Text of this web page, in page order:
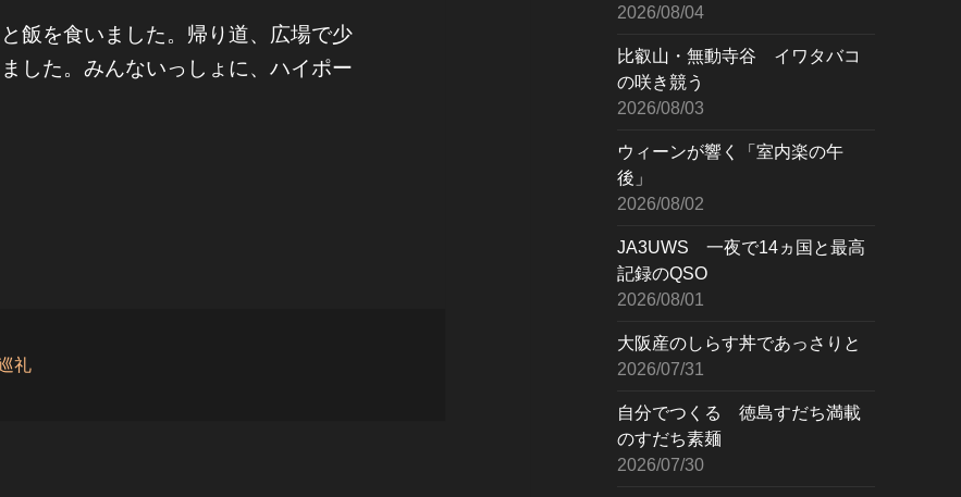
2026/08/04
比叡山・無動寺谷 イワタバコ
の咲き競う
2026/08/03
ウィーンが響く「室内楽の午
後」
2026/08/02
JA3UWS 一夜で14ヵ国と最高
記録のQSO
2026/08/01
大阪産のしらす丼であっさりと
2026/07/31
自分でつくる 徳島すだち満載
のすだち素麺
2026/07/30
飯を食いました。帰り道、広場で少
した。みんないっしょに、ハイポー
礼